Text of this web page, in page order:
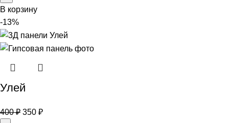
В корзину
-13%
Улей
400₽ 350 ₽